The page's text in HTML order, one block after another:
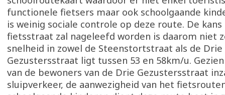
functionele fietsers maar ook schoolgaande
is weinig sociale controle op deze route. De
fietsstraat zal nageleefd worden is daarom niet
snelheid in zowel de Steenstortstraat als de Drie
Gezustersstraat ligt tussen 53 en 58km/u.
van de bewoners van de Drie Gezustersstraat
sluipverkeer, de aanwezigheid van het